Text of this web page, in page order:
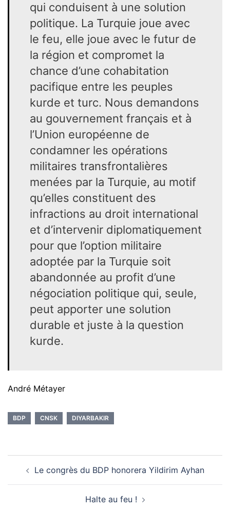
qui conduisent à une solution
politique. La Turquie joue avec
le feu, elle joue avec le futur de
la région et compromet la
chance d’une cohabitation
pacifique entre les peuples
kurde et turc. Nous demandons
au gouvernement français et à
l’Union européenne de
condamner les opérations
militaires transfrontalières
menées par la Turquie, au motif
qu’elles constituent des
infractions au droit international
et d’intervenir diplomatiquement
pour que l’option militaire
adoptée par la Turquie soit
abandonnée au profit d’une
négociation politique qui, seule,
peut apporter une solution
durable et juste à la question
kurde.
André Métayer
BDP CNSK DIYARBAKIR
d’articleLe congrès du BDP honorera Yildirim Ayhan
Halte au feu !